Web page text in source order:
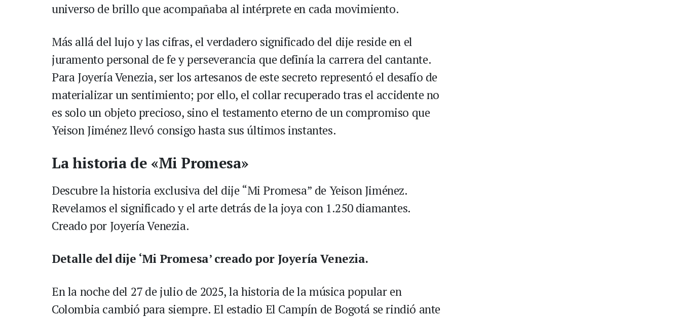
universo de brillo que acompañaba al intérprete en cada movimiento.
Más allá del lujo y las cifras, el verdadero significado del dije reside en el
juramento personal de fe y perseverancia que definía la carrera del cantante.
Para Joyería Venezia, ser los artesanos de este secreto representó el desafío de
materializar un sentimiento; por ello, el collar recuperado tras el accidente no
es solo un objeto precioso, sino el testamento eterno de un compromiso que
Yeison Jiménez llevó consigo hasta sus últimos instantes.
La historia de «Mi Promesa»
Descubre la historia exclusiva del dije “Mi Promesa” de Yeison Jiménez.
Revelamos el significado y el arte detrás de la joya con 1.250 diamantes.
Creado por Joyería Venezia.
Detalle del dije ‘Mi Promesa’ creado por Joyería Venezia.
En la noche del 27 de julio de 2025, la historia de la música popular en
Colombia cambió para siempre. El estadio El Campín de Bogotá se rindió ante